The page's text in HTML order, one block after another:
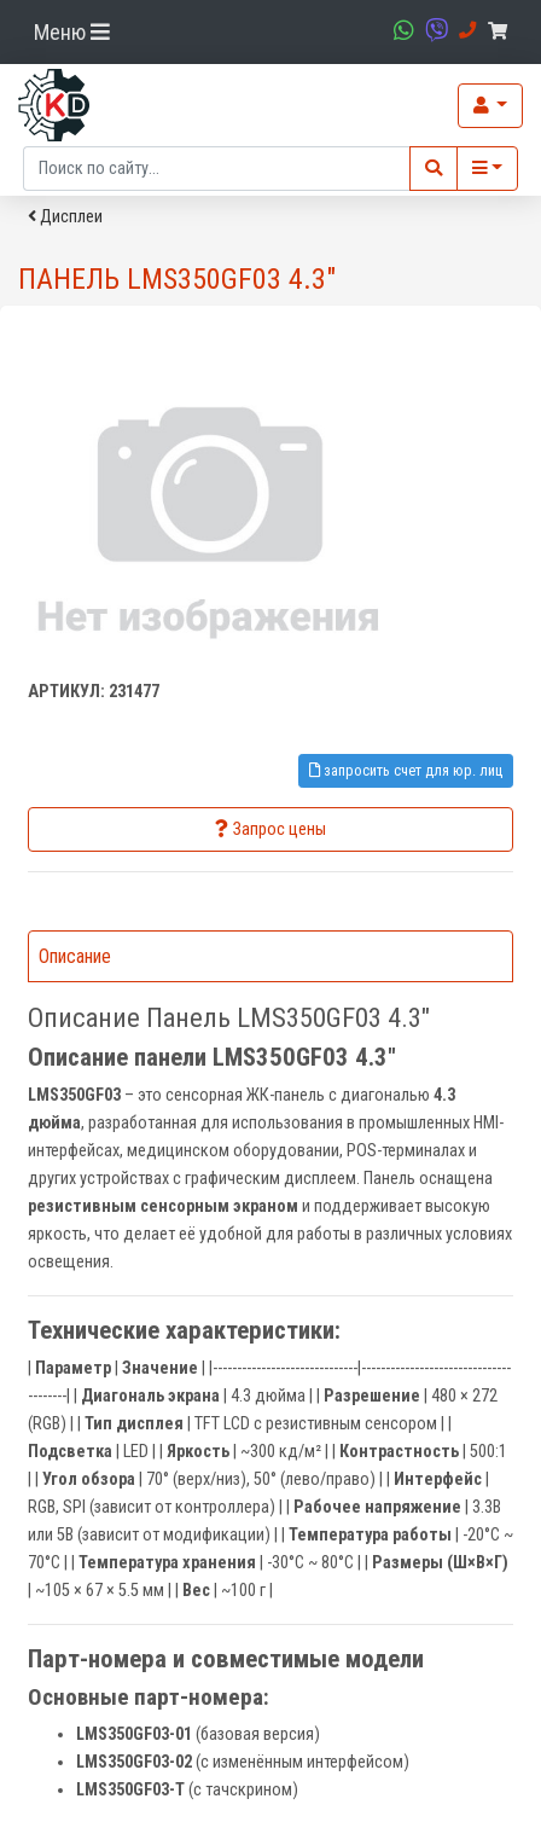
Меню
Дисплеи
ПАНЕЛЬ LMS350GF03 4.3"
АРТИКУЛ: 231477
запросить счет для юр. лиц
Запрос цены
Описание
Описание Панель LMS350GF03 4.3"
Описание панели LMS350GF03 4.3"
LMS350GF03 – это сенсорная ЖК-панель с диагональю 4.3
дюйма, разработанная для использования в промышленных HMI-
интерфейсах, медицинском оборудовании, POS-терминалах и
других устройствах с графическим дисплеем. Панель оснащена
резистивным сенсорным экраном и поддерживает высокую
яркость, что делает её удобной для работы в различных условиях
освещения.
Технические характеристики:
Параметр Значение | |------------------------------|-------------------------------
--------| | Диагональ экрана | 4.3 дюйма | | Разрешение | 480 × 272
(RGB) | | Тип дисплея | TFT LCD с резистивным сенсором | |
Подсветка | LED | | Яркость | ~300 кд/м² | | Контрастность | 500:1
Угол обзора | 70° (верх/низ), 50° (лево/право) | | Интерфейс
RGB, SPI (зависит от контроллера) | |
Рабочее напряжение | 3.3В
или 5В (зависит от модификации) | | Температура работы | -20°C ~
70°C | | Температура хранения | -30°C ~ 80°C | |
Размеры (Ш×В×Г)
| ~105 × 67 × 5.5 мм | |
Вес | ~100 г |
Парт-номера и совместимые модели
Основные парт-номера:
LMS350GF03-01 (базовая версия)
LMS350GF03-02(с изменённым интерфейсом)
LMS350GF03-T(с тачскрином)